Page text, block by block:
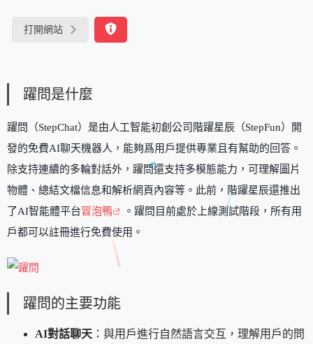
打開網站
躍問是什麼
躍問（StepChat）是由人工智能初創公司階躍星辰（StepFun）開
發的免費AI聊天機器人，能夠爲用戶提供專業且有幫助的回答。
除支持連續的多輪對話外，躍問還支持多模態能力，可理解圖片
物體、總結文檔信息和解析網頁內容等。此前，階躍星辰還推出
了AI智能體平台冒泡鴨
。躍問目前處於上線測試階段，所有用
戶都可以註冊進行免費使用。
躍問的主要功能
AI對話聊天 ：與用戶進行自然語言交互，理解用戶的問